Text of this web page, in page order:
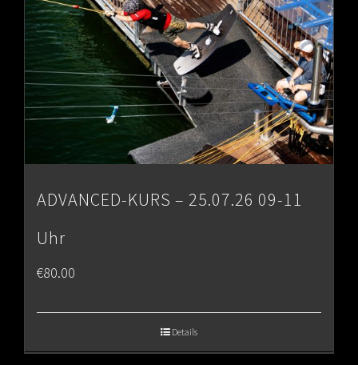
ADVANCED-KURS – 25.07.26 09-11
Uhr
€80.00
Details